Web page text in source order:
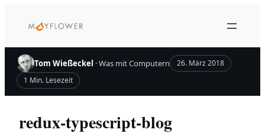
Inhalt
Tom Wießeckel · Was mit Computern
26. März 2018
1 Min. Lesezeit
redux-typescript-blog